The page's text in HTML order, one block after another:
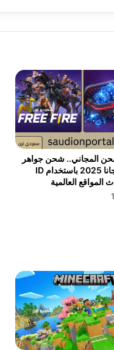
المجاني.. شحن جواهر
فري فاير مجانا 2025 باستخدام ID
المواقع العالمية